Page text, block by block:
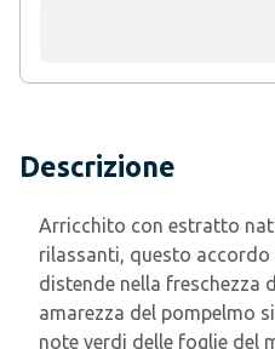
Descrizione
Arricchito con estratto
rilassanti, questo
distende nella freschezza
amarezza del pompelmo
note verdi delle foglie del